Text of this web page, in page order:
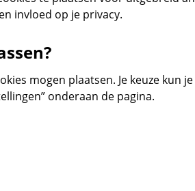
invloed op je privacy.
mogen plaatsen. Je keuze kun
onderaan de pagina.